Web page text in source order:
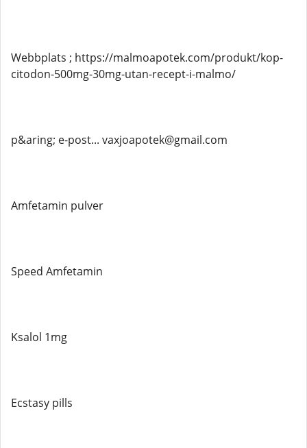
Webbplats ; https://malmoapotek.com/produkt/kop-
citodon-500mg-30mg-utan-recept-i-malmo/
p&aring; e-post... vaxjoapotek@gmail.com
Amfetamin pulver
Speed Amfetamin
Ksalol 1mg
Ecstasy pills